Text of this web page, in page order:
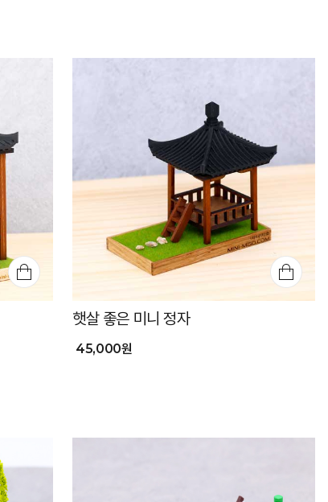
햇살 좋은 미니 정자
45,000원